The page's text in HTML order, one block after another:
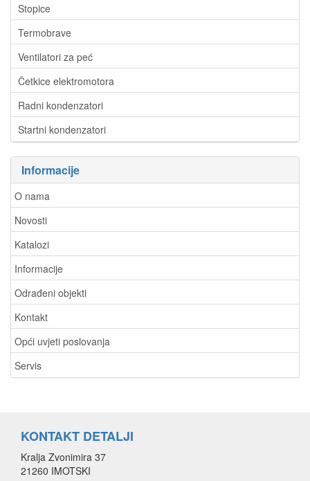
Stopice
Termobrave
Ventilatori za peć
Četkice elektromotora
Radni kondenzatori
Startni kondenzatori
Informacije
O nama
Novosti
Katalozi
Informacije
Odrađeni objekti
Kontakt
Opći uvjeti poslovanja
Servis
KONTAKT DETALJI
Kralja Zvonimira 37
21260 IMOTSKI